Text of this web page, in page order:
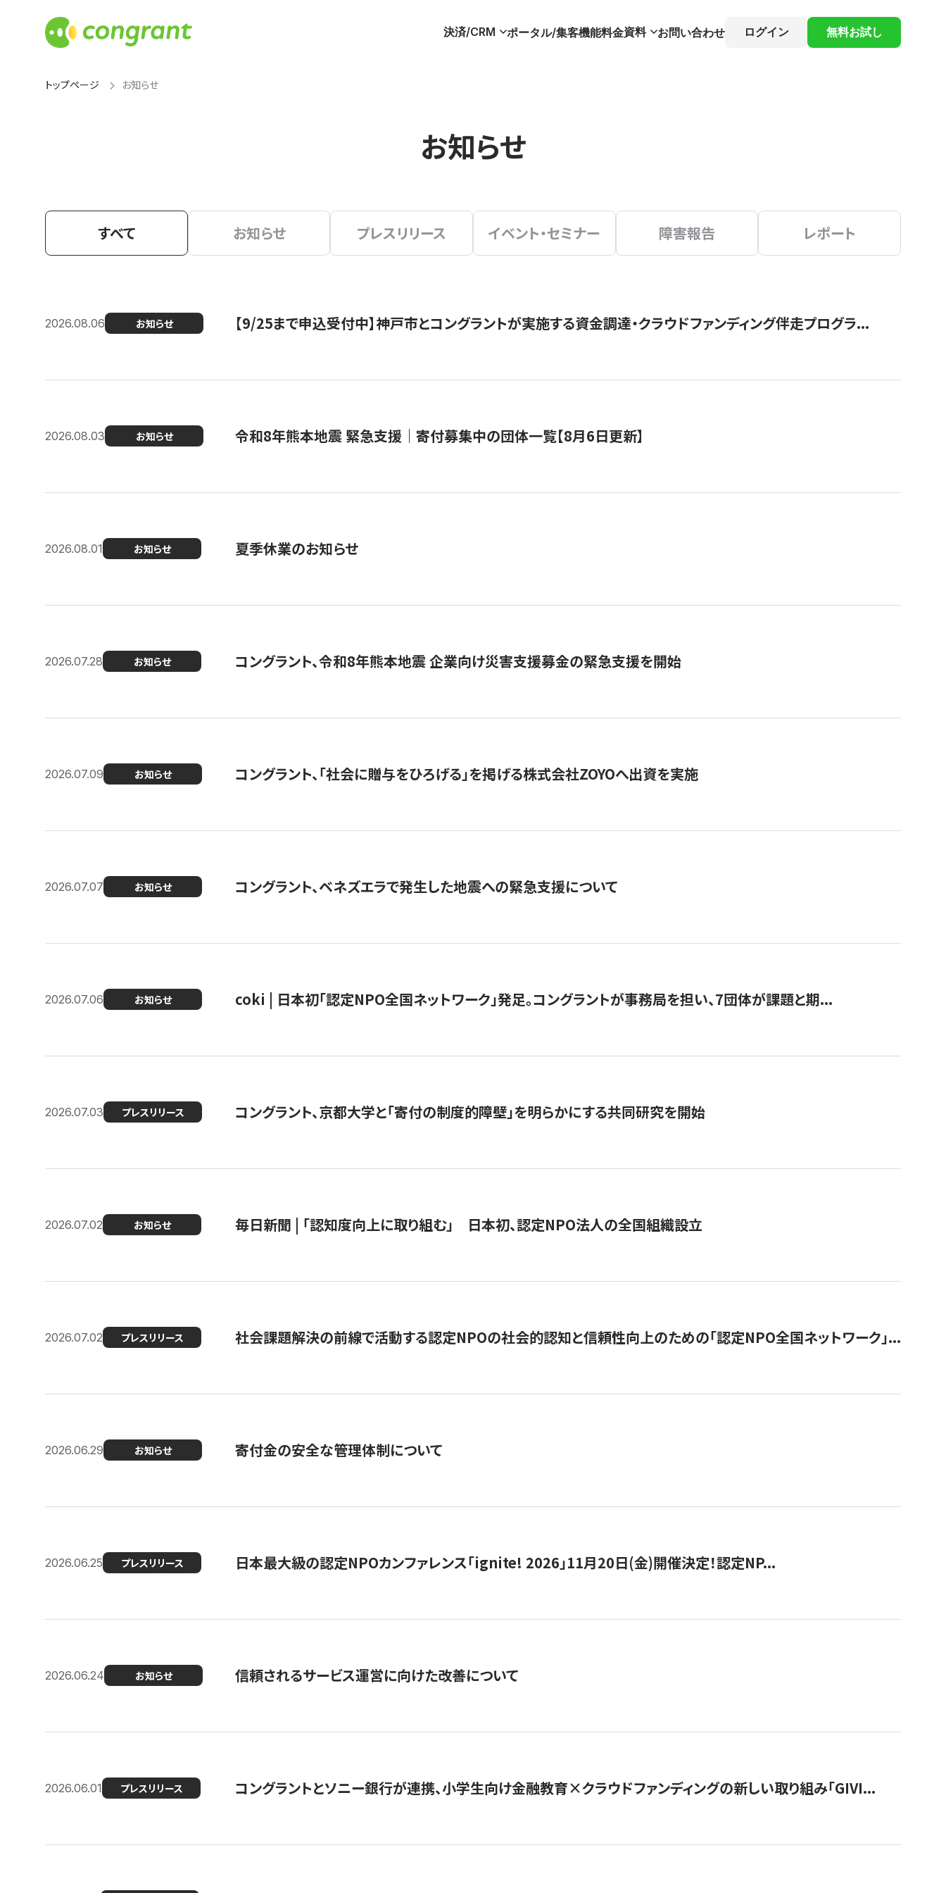
決済/CRM ポータル/集客機能料金資料 お問い合わせ ログイン 無料お試し
トップページ お知らせ
お知らせ
すべて お知らせ プレスリリース イベント・セミナー 障害報告 レポート
2026.08.06 お知らせ 【9/25まで申込受付中】神戸市とコングラントが実施する資金調達・クラウドファンディング伴走プログラ...
2026.08.03 お知らせ 令和8年熊本地震 緊急支援｜寄付募集中の団体一覧【8月6日更新】
2026.08.01 お知らせ 夏季休業のお知らせ
2026.07.28 お知らせ コングラント、令和8年熊本地震 企業向け災害支援募金の緊急支援を開始
2026.07.09 お知らせ コングラント、「社会に贈与をひろげる」を掲げる株式会社ZOYOへ出資を実施
2026.07.07 お知らせ コングラント、ベネズエラで発生した地震への緊急支援について
2026.07.06 お知らせ coki | 日本初「認定NPO全国ネットワーク」発足。コングラントが事務局を担い、7団体が課題と期...
2026.07.03 プレスリリース コングラント、京都大学と「寄付の制度的障壁」を明らかにする共同研究を開始
2026.07.02 お知らせ 毎日新聞 | 「認知度向上に取り組む」 日本初、認定NPO法人の全国組織設立
2026.07.02 プレスリリース 社会課題解決の前線で活動する認定NPOの社会的認知と信頼性向上のための「認定NPO全国ネットワーク」...
2026.06.29 お知らせ 寄付金の安全な管理体制について
2026.06.25 プレスリリース 日本最大級の認定NPOカンファレンス「ignite! 2026」11月20日(金)開催決定！認定NP...
2026.06.24 お知らせ 信頼されるサービス運営に向けた改善について
2026.06.01 プレスリリース コングラントとソニー銀行が連携、小学生向け金融教育×クラウドファンディングの新しい取り組み「GIVI...